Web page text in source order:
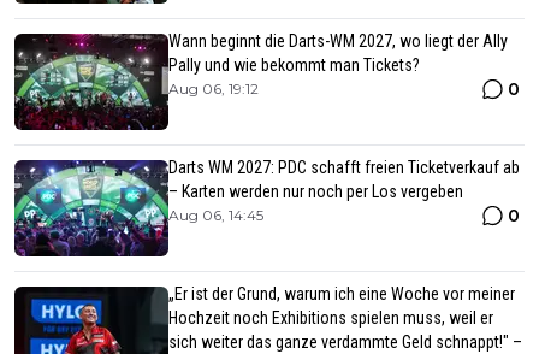
Wann beginnt die Darts-WM 2027, wo liegt der Ally
Pally und wie bekommt man Tickets?
Aug 06, 19:12 0
Darts WM 2027: PDC schafft freien Ticketverkauf ab
– Karten werden nur noch per Los vergeben
Aug 06, 14:45 0
„Er ist der Grund, warum ich eine Woche vor meiner
Hochzeit noch Exhibitions spielen muss, weil er
sich weiter das ganze verdammte Geld schnappt!" –